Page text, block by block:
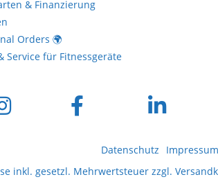
& Finanzierung
Orders 🌍
Service für Fitnessgeräte
Datenschutz Impressum
inkl. gesetzl. Mehrwertsteuer zzgl.